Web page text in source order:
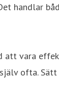
handlar
att vara
ofta.